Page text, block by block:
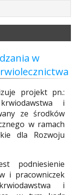
w
projekt pn.:
i
ze środków
w ramach
dla Rozwoju
podniesienie
i pracowniczek
i